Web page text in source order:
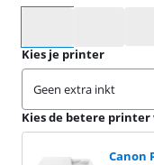
Kies je printer
Geen extra inkt
Kies de betere
Canon